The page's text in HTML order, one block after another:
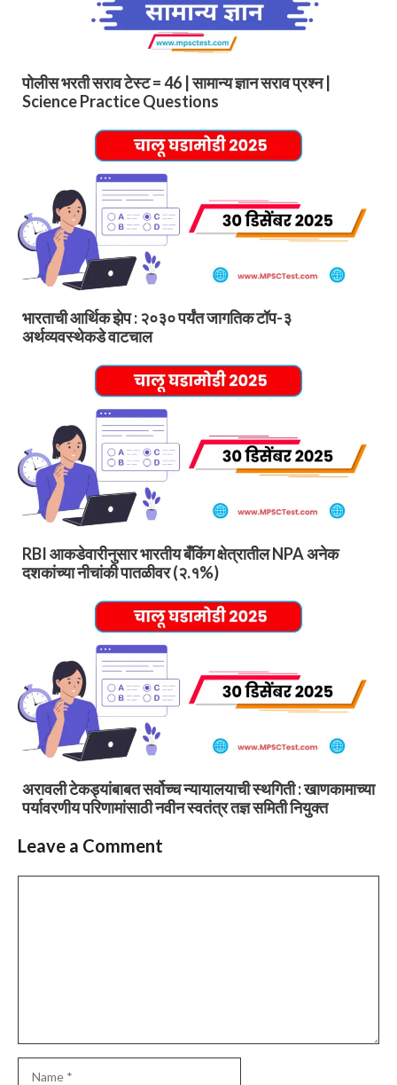
पोलीस भरती सराव टेस्ट = 46 | सामान्य ज्ञान सराव प्रश्न |
Science Practice Questions
भारताची आर्थिक झेप : २०३० पर्यंत जागतिक टॉप-३
अर्थव्यवस्थेकडे वाटचाल
RBI आकडेवारीनुसार भारतीय बँकिंग क्षेत्रातील NPA अनेक
दशकांच्या नीचांकी पातळीवर (२.१%)
अरावली टेकड्यांबाबत सर्वोच्च न्यायालयाची स्थगिती : खाणकामाच्या
पर्यावरणीय परिणामांसाठी नवीन स्वतंत्र तज्ञ समिती नियुक्त
Leave a Comment